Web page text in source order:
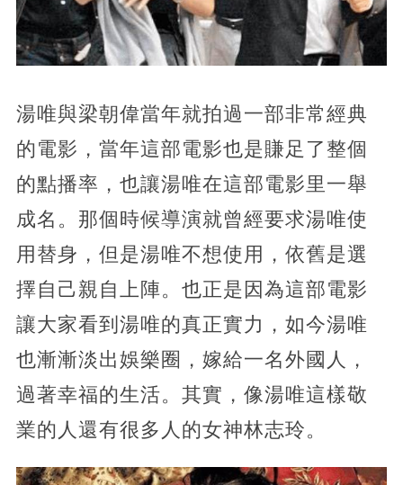
湯唯與梁朝偉當年就拍過一部非常經典
的電影，當年這部電影也是賺足了整個
的點播率，也讓湯唯在這部電影里一舉
成名。那個時候導演就曾經要求湯唯使
用替身，但是湯唯不想使用，依舊是選
擇自己親自上陣。也正是因為這部電影
讓大家看到湯唯的真正實力，如今湯唯
也漸漸淡出娛樂圈，嫁給一名外國人，
過著幸福的生活。其實，像湯唯這樣敬
業的人還有很多人的女神林志玲。